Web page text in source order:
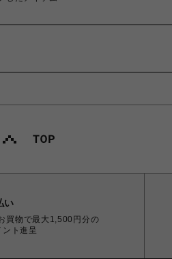
い
買物で最大1,500円分の
ント進呈